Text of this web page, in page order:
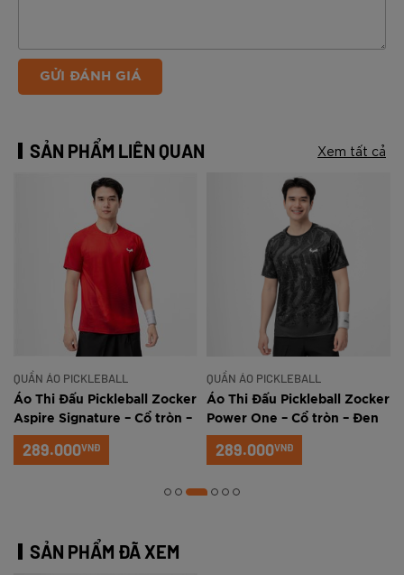
GỬI ĐÁNH GIÁ
SẢN PHẨM LIÊN QUAN Xem tất cả
QUẦN ÁO PICKLEBALL
Áo Thi Đấu Pickleball Zocker
Aspire Signature – Cổ tròn –
Đỏ
289.000VNĐ
QUẦN ÁO PICKLEBALL
Áo Thi Đấu Pickleball Zocker
Power One – Cổ tròn – Đen
289.000VNĐ
SẢN PHẨM ĐÃ XEM